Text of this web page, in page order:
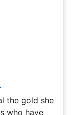
the gold she
who have